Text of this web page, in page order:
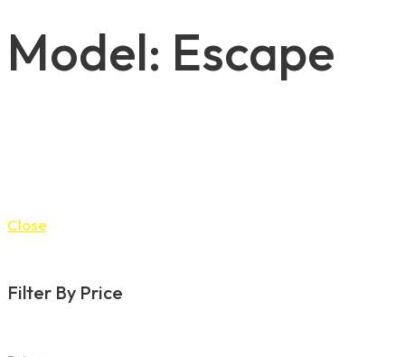
Model: Escape
Close
Filter By Price